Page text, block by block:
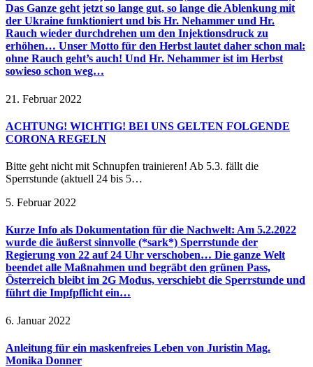
Das Ganze geht jetzt so lange gut, so lange die Ablenkung mit
der Ukraine funktioniert und bis Hr. Nehammer und Hr.
Rauch wieder durchdrehen um den Injektionsdruck zu
erhöhen… Unser Motto für den Herbst lautet daher schon mal:
ohne Rauch geht’s auch! Und Hr. Nehammer ist im Herbst
sowieso schon weg…
21. Februar 2022
ACHTUNG! WICHTIG! BEI UNS GELTEN FOLGENDE
CORONA REGELN
Bitte geht nicht mit Schnupfen trainieren! Ab 5.3. fällt die
Sperrstunde (aktuell 24 bis 5…
5. Februar 2022
Kurze Info als Dokumentation für die Nachwelt: Am 5.2.2022
wurde die äußerst sinnvolle (*sark*) Sperrstunde der
Regierung von 22 auf 24 Uhr verschoben… Die ganze Welt
beendet alle Maßnahmen und begräbt den grünen Pass,
Österreich bleibt im 2G Modus, verschiebt die Sperrstunde und
führt die Impfpflicht ein…
6. Januar 2022
Anleitung für ein maskenfreies Leben von Juristin Mag.
Monika Donner